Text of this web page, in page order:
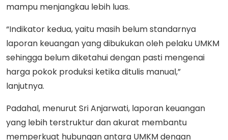
mampu menjangkau lebih luas.
“Indikator kedua, yaitu masih belum standarnya
laporan keuangan yang dibukukan oleh pelaku UMKM
sehingga belum diketahui dengan pasti mengenai
harga pokok produksi ketika ditulis manual,”
lanjutnya.
Padahal, menurut Sri Anjarwati, laporan keuangan
yang lebih terstruktur dan akurat membantu
memperkuat hubungan antara UMKM dengan